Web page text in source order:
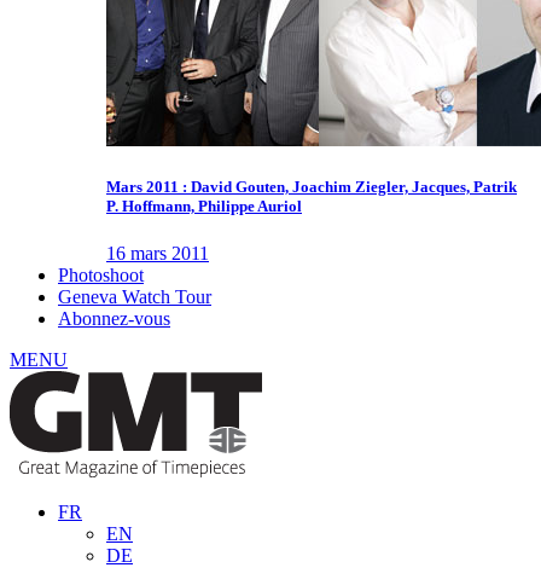
Mars 2011 : David Gouten, Joachim Ziegler, Jacques, Patrik
P. Hoffmann, Philippe Auriol
16 mars 2011
Photoshoot
Geneva Watch Tour
Abonnez-vous
MENU
FR
EN
DE